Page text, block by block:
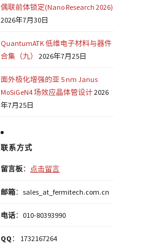
偶联前体锁定(Nano Research 2026)
2026年7月30日
QuantumATK 低维电子材料与器件
合集（九）
2026年7月25日
面外极化增强的亚 5 nm Janus
MoSiGeN4 场效应晶体管设计2026
年7月25日
联系方式
留言板： 点击留言
邮箱：sales_at_fermitech.com.cn
电话：010-80393990
QQ ： 1732167264